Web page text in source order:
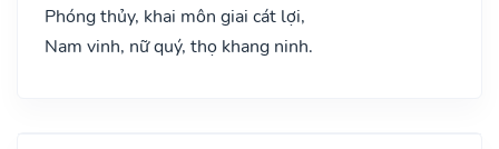
Phóng thủy, khai môn giai cát lợi,
Nam vinh, nữ quý, thọ khang ninh.